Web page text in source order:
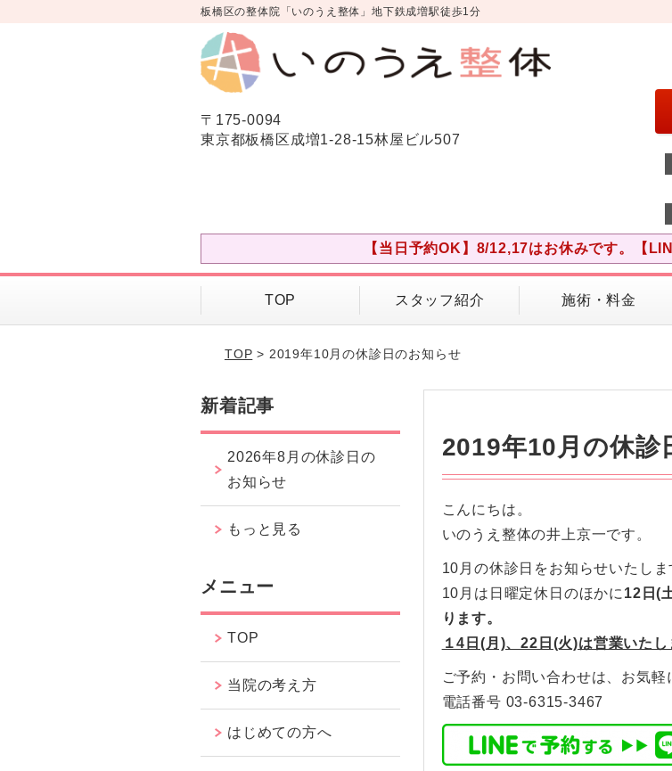
板橋区の整体院「いのうえ整体」地下鉄成増駅徒歩1分
〒175-0094
東京都板橋区成増1-28-15林屋ビル507
【当日予約OK】8/12,17はお休みです。【
TOP スタッフ紹介 施術・料金
TOP > 2019年10月の休診日のお知らせ
2019年10月の休診
こんにちは。
いのうえ整体の井上京一です。
10月の休診日をお知らせいたしま
10月は日曜定休日のほかに 12日(
ります。
１4日(月)、22日(火)は営業いたし
ご予約・お問い合わせは、お気
電話番号 03-6315-3467
新着記事
2026年8月の休診日の
お知らせ
もっと見る
メニュー
TOP
当院の考え方
はじめての方へ